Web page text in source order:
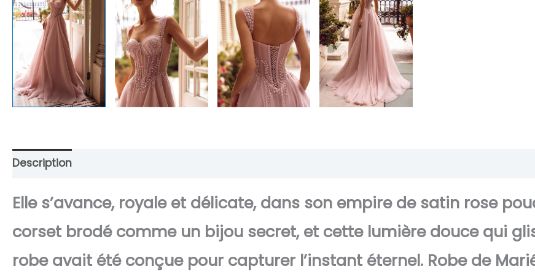
Description
Elle s’avance, royale et délicate, dans son empire de satin rose
corset brodé comme un bijou secret, et cette lumière douce qui
robe avait été conçue pour capturer l’instant éternel. Robe de